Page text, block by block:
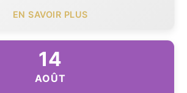
EN SAVOIR PLUS
14
AOÛT